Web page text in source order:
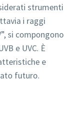
strumenti
i raggi
si compongono
e UVC. È
e
futuro.